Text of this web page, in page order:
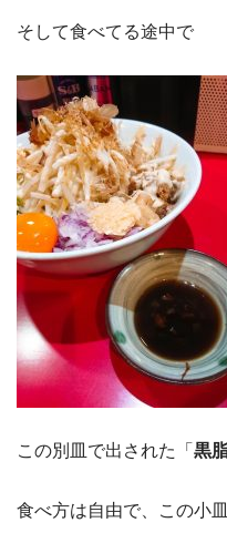
そして食べてる途中で
この別皿で出された「 黒
食べ方は自由で、この小